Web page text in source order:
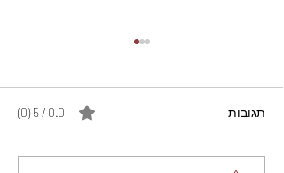
תגובות 0.0 / 5 ‏(0)